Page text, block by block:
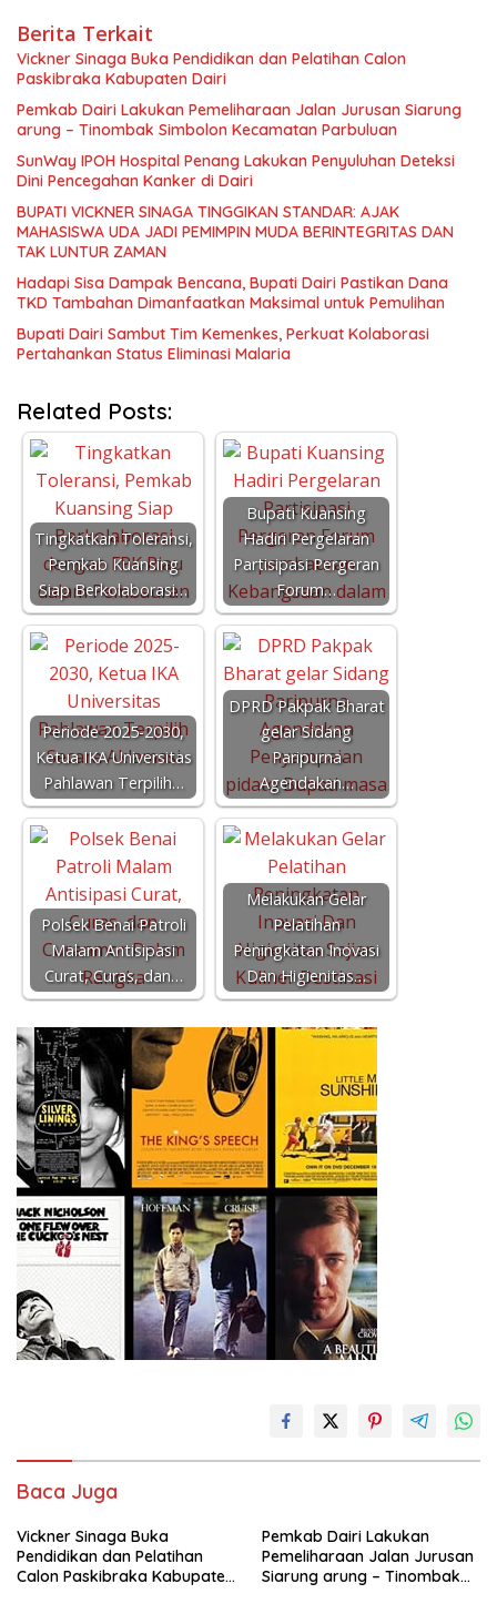
Berita Terkait
Vickner Sinaga Buka Pendidikan dan Pelatihan Calon
Paskibraka Kabupaten Dairi
Pemkab Dairi Lakukan Pemeliharaan Jalan Jurusan Siarung
arung – Tinombak Simbolon Kecamatan Parbuluan
SunWay IPOH Hospital Penang Lakukan Penyuluhan Deteksi
Dini Pencegahan Kanker di Dairi
BUPATI VICKNER SINAGA TINGGIKAN STANDAR: AJAK
MAHASISWA UDA JADI PEMIMPIN MUDA BERINTEGRITAS DAN
TAK LUNTUR ZAMAN
Hadapi Sisa Dampak Bencana, Bupati Dairi Pastikan Dana
TKD Tambahan Dimanfaatkan Maksimal untuk Pemulihan
Bupati Dairi Sambut Tim Kemenkes, Perkuat Kolaborasi
Pertahankan Status Eliminasi Malaria
Related Posts:
Tingkatkan Toleransi,
Pemkab Kuansing
Siap Berkolaborasi…
Bupati Kuansing
Hadiri Pergelaran
Partisipasi Pergeran
Forum…
Periode 2025-2030,
Ketua IKA Universitas
Pahlawan Terpilih…
DPRD Pakpak Bharat
gelar Sidang
Paripurna
Agendakan…
Polsek Benai Patroli
Malam Antisipasi
Curat, Curas, dan…
Melakukan Gelar
Pelatihan
Peningkatan Inovasi
Dan Higienitas…
Baca Juga
Vickner Sinaga Buka
Pendidikan dan Pelatihan
Calon Paskibraka Kabupaten
Pemkab Dairi Lakukan
Pemeliharaan Jalan Jurusan
Siarung arung – Tinombak